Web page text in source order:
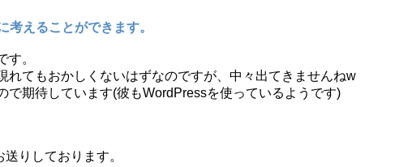
えることができます。
。
てもおかしくないはずなのですが、中々出てきませんねw
期待しています(彼もWordPressを使っているようです)
りしております。